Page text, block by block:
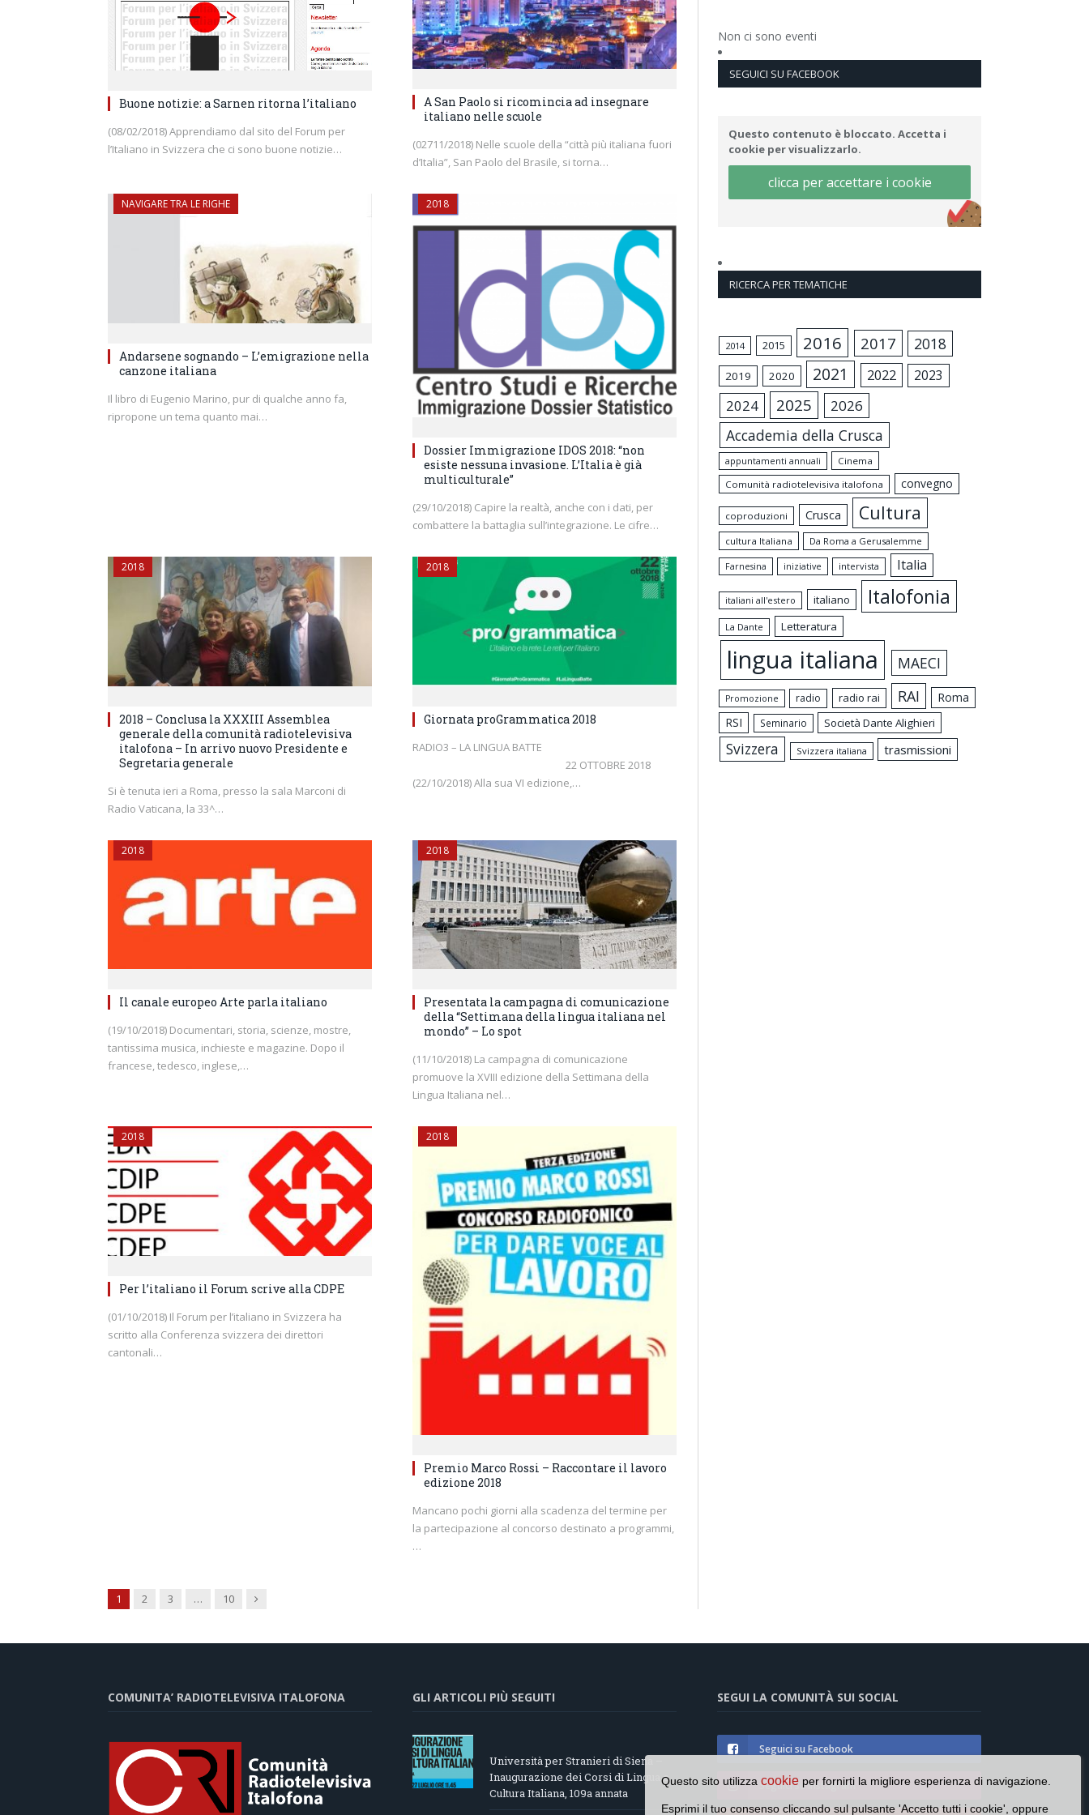
Buone notizie: a Sarnen ritorna l’italiano
(08/02/2018) Apprendiamo dal sito del Forum per
l’Italiano in Svizzera che ci sono buone notizie…
A San Paolo si ricomincia ad insegnare
italiano nelle scuole
(02711/2018) Nelle scuole della “città più italiana fuori
d’Italia”, San Paolo del Brasile, si torna…
NAVIGARE TRA LE RIGHE
Andarsene sognando – L’emigrazione nella
canzone italiana
Il libro di Eugenio Marino, pur di qualche anno fa,
ripropone un tema quanto mai…
2018
Dossier Immigrazione IDOS 2018: “non
esiste nessuna invasione. L’Italia è già
multiculturale”
(29/10/2018) Capire la realtà, anche con i dati, per
combattere la battaglia sull’integrazione. Le cifre…
2018
2018 – Conclusa la XXXIII Assemblea
generale della comunità radiotelevisiva
italofona – In arrivo nuovo Presidente e
Segretaria generale
Si è tenuta ieri a Roma, presso la sala Marconi di
Radio Vaticana, la 33^…
2018
Giornata proGrammatica 2018
RADIO3 – LA LINGUA BATTE
22 OTTOBRE 2018
(22/10/2018) Alla sua VI edizione,…
2018
Il canale europeo Arte parla italiano
(19/10/2018) Documentari, storia, scienze, mostre,
tantissima musica, inchieste e magazine. Dopo il
francese, tedesco, inglese,…
2018
Presentata la campagna di comunicazione
della “Settimana della lingua italiana nel
mondo” – Lo spot
(11/10/2018) La campagna di comunicazione
promuove la XVIII edizione della Settimana della
Lingua Italiana nel…
2018
Per l’italiano il Forum scrive alla CDPE
(01/10/2018) Il Forum per l’italiano in Svizzera ha
scritto alla Conferenza svizzera dei direttori
cantonali…
2018
Premio Marco Rossi – Raccontare il lavoro
edizione 2018
Mancano pochi giorni alla scadenza del termine per
la partecipazione al concorso destinato a programmi,
…
1 2 3 … 10 Next
Non ci sono eventi
SEGUICI SU FACEBOOK
Questo contenuto è bloccato. Accetta i
cookie per visualizzarlo.
clicca per accettare i cookie
RICERCA PER TEMATICHE
2014 2015 2016 2017 2018
2019 2020 2021 2022 2023
2024 2025 2026
Accademia della Crusca
appuntamenti annuali
Cinema
Comunità radiotelevisiva italofona
convegno
coproduzioni Crusca Cultura
cultura Italiana Da Roma a Gerusalemme
Farnesina iniziative intervista Italia
italiani all'estero italiano Italofonia
La Dante Letteratura
lingua italiana MAECI
Promozione radio radio rai RAI
Roma
RSI
Seminario Società Dante Alighieri
Svizzera Svizzera italiana trasmissioni
COMUNITA’ RADIOTELEVISIVA ITALOFONA GLI ARTICOLI PIÙ SEGUITI
Università per Stranieri di Siena –
Inaugurazione dei Corsi di Lingua e
Cultura Italiana, 109a annata
SEGUI LA COMUNITÀ SUI SOCIAL
Seguici su Facebook
Seguici su Instagram
Questo sito utilizzacookie per fornirti la migliore esperienza di navigazione.
Esprimi il tuo consenso cliccando sul pulsante 'Accetto tutti i cookie', oppure